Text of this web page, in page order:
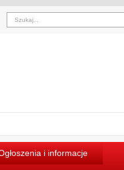
i informacje